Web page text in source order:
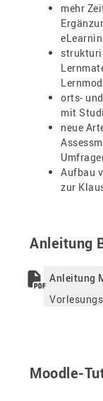
mehr
orts-
mit
neue
Aufbau
zur
Anleitung
Anleitung
Moodle-